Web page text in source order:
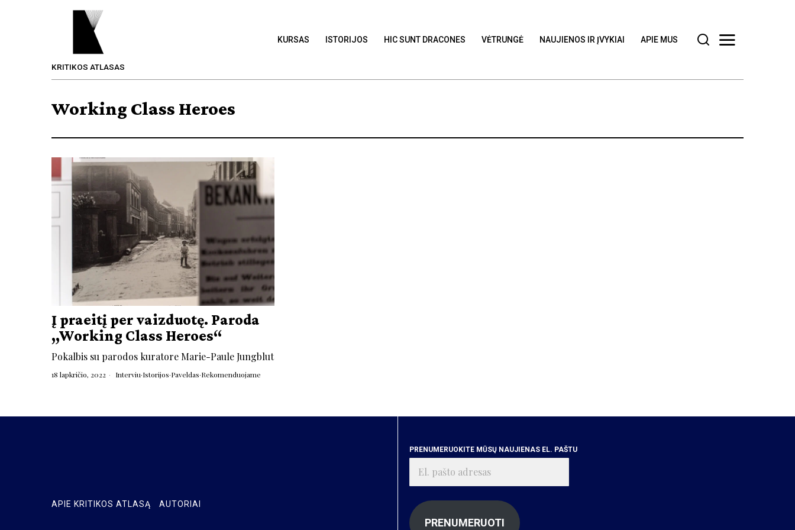
KRITIKOS ATLASAS
KURSAS ISTORIJOS HIC SUNT DRACONES VĖTRUNGĖ NAUJIENOS IR ĮVYKIAI APIE MUS
Working Class Heroes
Į praeitį per vaizduotę. Paroda
„Working Class Heroes“
Pokalbis su parodos kuratore Marie-Paule Jungblut
18 lapkričio, 2022 Interviu·Istorijos·Paveldas·Rekomenduojame
APIE KRITIKOS ATLASĄ AUTORIAI
PRENUMERUOKITE MŪSŲ NAUJIENAS EL. PAŠTU
pašto
PRENUMERUOTI